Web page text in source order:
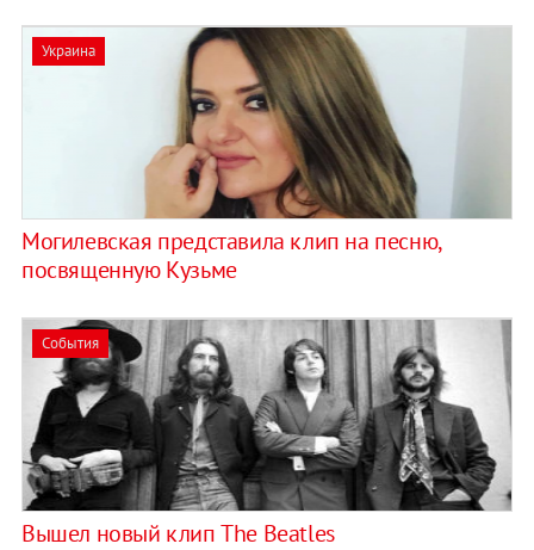
Украина
Могилевская представила клип на песню,
посвященную Кузьме
События
Вышел новый клип The Beatles